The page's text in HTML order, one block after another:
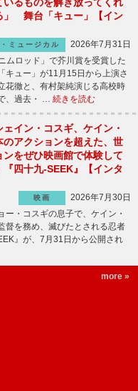
」 舞台「キュー」【イン
ミュージカル
2026年7月31日
ムロッド」で芥川賞を受賞した
キュー」が11月15日から上演さ
花徹と、有村架純演じる高校時
、過去・ … 続きを読む
イン・コスギ、ケイン・
のアクションを超えた、世
ンをぜひ映画館で体験して
『四十九-SEEK』【インタ
映画
2026年7月30日
・コスギの息子で、ケイン・
督を務め、滅びたとされる忍者
』が、7月31日から公開され
more »